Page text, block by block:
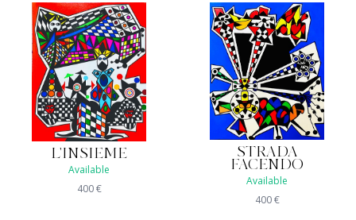
L'INSIEME
Available
400€
STRADA
FACENDO
Available
400€